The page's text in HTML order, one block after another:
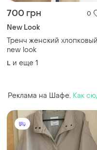
700 грн 0
New Look
Тренч женский хлопковый
new look
L и еще 1
Реклама на Шафе. Как